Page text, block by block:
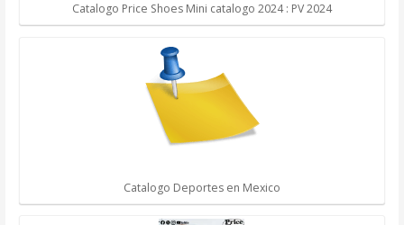
Catalogo Price Shoes Mini catalogo 2024 : PV 2024
Catalogo Deportes en Mexico